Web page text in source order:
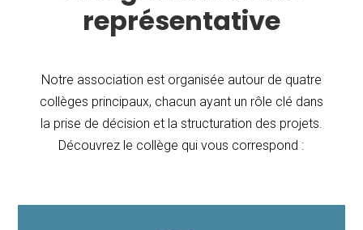
représentative
Notre association est organisée autour de quatre
collèges principaux, chacun ayant un rôle clé dans
la prise de décision et la structuration des projets.
Découvrez le collège qui vous correspond :